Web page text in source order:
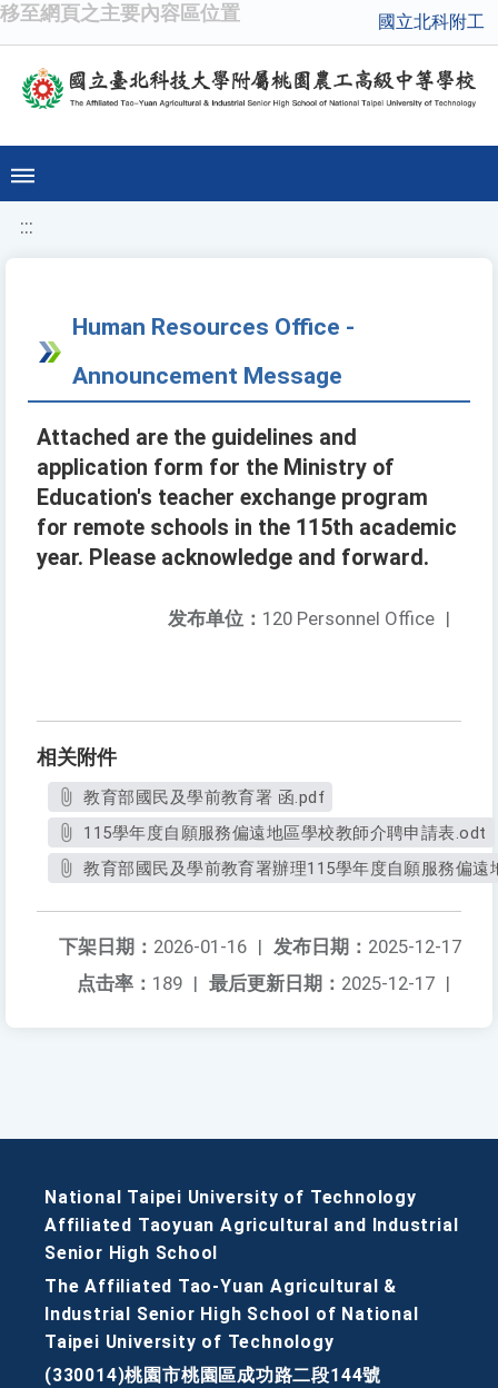
移至網頁之主要內容區位置 國立北科附工
:::
Human Resources Office -
Announcement Message
Attached are the guidelines and
application form for the Ministry of
Education's teacher exchange program
for remote schools in the 115th academic
year. Please acknowledge and forward.
发布单位： 120 Personnel Office |
相关附件
教育部國民及學前教育署 函.pdf
115學年度自願服務偏遠地區學校教師介聘申請表.odt
教育部國民及學前教育署辦理115學年度自願服務偏
发布日期： 2025-12-17
下架日期： 2026-01-16 |
最后更新日期： 2025-12-17 |
点击率： 189 |
National Taipei University of Technology
Affiliated Taoyuan Agricultural and Industrial
Senior High School
The Affiliated Tao-Yuan Agricultural &
Industrial Senior High School of National
Taipei University of Technology
(330014)桃園市桃園區成功路二段144號